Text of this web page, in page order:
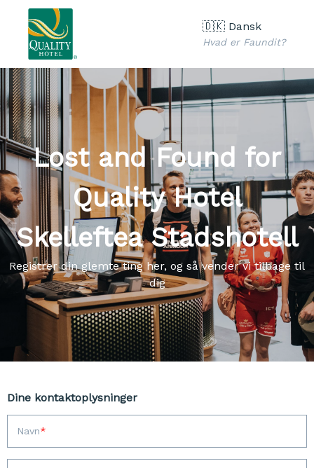
🇩🇰 Dansk
Hvad er Faundit?
Lost and Found for
Quality Hotel
Skelleftea Stadshotell
Registrer din glemte ting her, og så vender vi tilbage til
dig
Dine kontaktoplysninger
Navn